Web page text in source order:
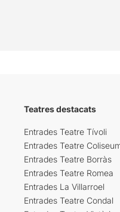
Teatres destacats
Entrades Teatre Tívoli
Entrades Teatre
Entrades Teatre Borràs
Entrades Teatre Romea
Entrades La Villarroel
Entrades Teatre Condal